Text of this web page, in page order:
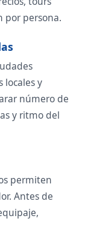
por persona.
locales y
número de
y ritmo del
permiten
Antes de